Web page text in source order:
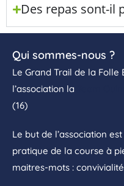
Des repas sont-il
Qui sommes-nous ?
Le Grand Trail de la
l’association la
(16)
Le but de l’association
pratique de la course à
maitres-mots :